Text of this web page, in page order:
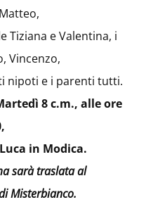
Tiziana e Valentina, i
Vincenzo,
nipoti e i parenti tutti.
8 c.m., alle ore
in Modica.
sarà traslata al
Misterbianco.